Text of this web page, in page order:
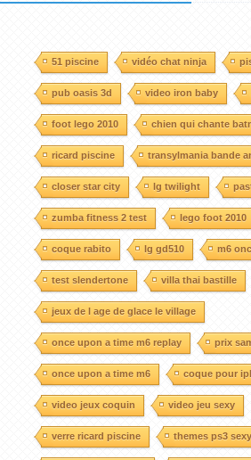
51 piscine vidéo chat ninja
pub oasis 3d video iron baby
foot lego 2010 chien qui chante
ricard piscine transylmania bande
closer star city lg twilight
zumba fitness 2 test lego foot 2010
coque rabito lg gd510 m6
test slendertone villa thai bastille
jeux de l age de glace le village
once upon a time m6 replay prix
once upon a time m6 coque pour
video jeux coquin video jeu sexy
verre ricard piscine themes ps3 sexy